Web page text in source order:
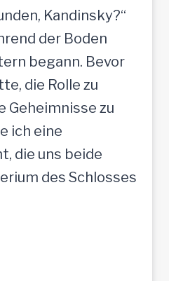
Kandinsky?“
der Boden
begann. Bevor
die Rolle zu
Geheimnisse zu
ich eine
die uns beide
des Schlosses